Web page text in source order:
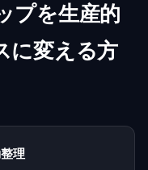
プを生産的
に変える方
理